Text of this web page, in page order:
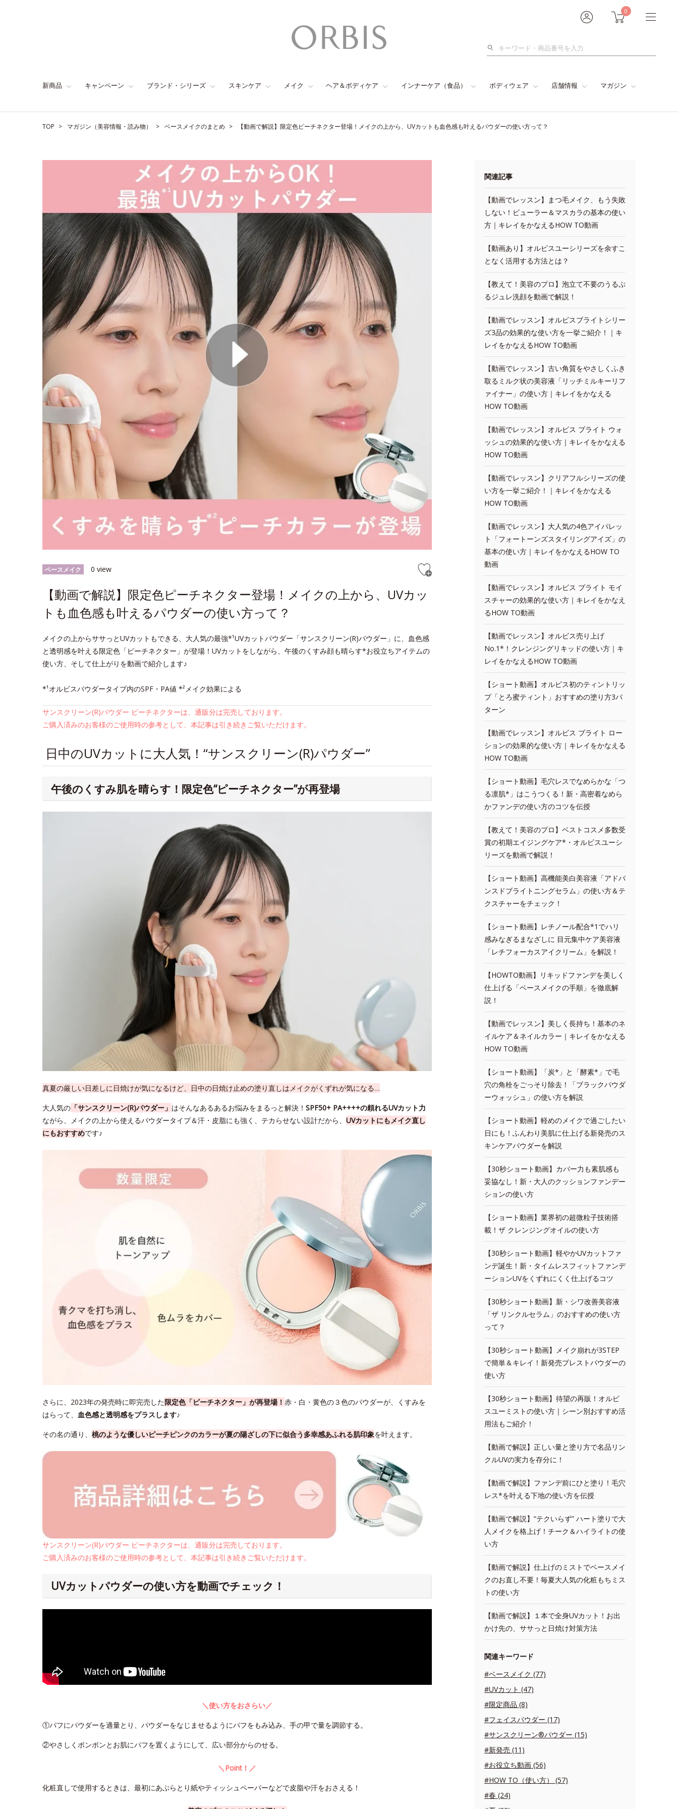
0
検
新商品 キャンペーン ブランド・シリーズ スキンケア メイク ヘア＆ボディケア インナーケア（食品） ボディウェア 店舗情報 マガジン
TOP マガジン（美容情報・読み物） ベースメイクのまとめ 【動画で解説】限定色ピーチネクター登場！メイクの上から、UVカットも血色感も叶えるパウダーの使い方って？
ベースメイク 0 view
【動画で解説】限定色ピーチネクター登場！メイクの上から、UVカッ
トも血色感も叶えるパウダーの使い方って？
メイクの上からササっとUVカットもできる、大人気の最強*¹UVカットパウダー「サンスクリーン(R)パウダー」に、血色感
と透明感を叶える限定色「ピーチネクター」が登場！UVカットをしながら、午後のくすみ顔も晴らす*お役立ちアイテムの
使い方、そして仕上がりを動画で紹介します♪
*¹オルビスパウダータイプ内のSPF・PA値 *²メイク効果による
サンスクリーン(R)パウダー ピーチネクターは、通販分は完売しております。
ご購入済みのお客様のご使用時の参考として、本記事は引き続きご覧いただけます。
日中のUVカットに大人気！“サンスクリーン(R)パウダー”
午後のくすみ肌を晴らす！限定色“ピーチネクター”が再登場
真夏の厳しい日差しに日焼けが気になるけど、日中の日焼け止めの塗り直しはメイクがくずれが気になる…
大人気の 「サンスクリーン(R)パウダー」 はそんなあるあるお悩みをまるっと解決！ SPF50+ PA++++の頼れるUVカット力
ながら、メイクの上から使えるパウダータイプ＆汗・皮脂にも強く、テカらせない設計だから、 UVカットにもメイク直し
にもおすすめです♪
さらに、2023年の発売時に即完売した限定色「ピーチネクター」が再登場！ 赤・白・黄色の３色のパウダーが、くすみを
はらって、 血色感と透明感をプラスします♪
その名の通り、 桃のような優しいピーチピンクのカラーが夏の陽ざしの下に似合う多幸感あふれる肌印象を叶えます。
サンスクリーン(R)パウダー ピーチネクターは、通販分は完売しております。
ご購入済みのお客様のご使用時の参考として、本記事は引き続きご覧いただけます。
UVカットパウダーの使い方を動画でチェック！
＼使い方をおさらい／
①パフにパウダーを適量とり、パウダーをなじませるようにパフをもみ込み、手の甲で量を調節する。
②やさしくポンポンとお肌にパフを置くようにして、広い部分からのせる。
＼Point！／
化粧直しで使用するときは、最初にあぶらとり紙やティッシュペーパーなどで皮脂や汗をおさえる！
関連記事
【動画でレッスン】まつ毛メイク、もう失敗
しない！ビューラー＆マスカラの基本の使い
方｜キレイをかなえるHOW TO動画
【動画あり】オルビスユーシリーズを余すこ
となく活用する方法とは？
【教えて！美容のプロ】泡立て不要のうるぷ
るジュレ洗顔を動画で解説！
【動画でレッスン】オルビスブライトシリー
ズ3品の効果的な使い方を一挙ご紹介！｜キ
レイをかなえるHOW TO動画
【動画でレッスン】古い角質をやさしくふき
取るミルク状の美容液「リッチミルキーリフ
ァイナー」の使い方｜キレイをかなえる
HOW TO動画
【動画でレッスン】オルビス ブライト ウォ
ッシュの効果的な使い方｜キレイをかなえる
HOW TO動画
【動画でレッスン】クリアフルシリーズの使
い方を一挙ご紹介！｜キレイをかなえる
HOW TO動画
【動画でレッスン】大人気の4色アイパレッ
ト「フォートーンズスタイリングアイズ」の
基本の使い方｜キレイをかなえるHOW TO
動画
【動画でレッスン】オルビス ブライト モイ
スチャーの効果的な使い方｜キレイをかなえ
るHOW TO動画
【動画でレッスン】オルビス売り上げ
No.1*！クレンジングリキッドの使い方｜キ
レイをかなえるHOW TO動画
【ショート動画】オルビス初のティントリッ
プ「とろ蜜ティント」おすすめの塗り方3パ
ターン
【動画でレッスン】オルビス ブライト ロー
ションの効果的な使い方｜キレイをかなえる
HOW TO動画
【ショート動画】毛穴レスでなめらかな「つ
る凛肌*」はこうつくる！新・高密着なめら
かファンデの使い方のコツを伝授
【教えて！美容のプロ】ベストコスメ多数受
賞の初期エイジングケア*・オルビスユーシ
リーズを動画で解説！
【ショート動画】高機能美白美容液「アドバ
ンスドブライトニングセラム」の使い方＆テ
クスチャーをチェック！
【ショート動画】レチノール配合*1でハリ
感みなぎるまなざしに 目元集中ケア美容液
「レチフォーカスアイクリーム」を解説！
【HOWTO動画】リキッドファンデを美しく
仕上げる「ベースメイクの手順」を徹底解
説！
【動画でレッスン】美しく長持ち！基本のネ
イルケア＆ネイルカラー｜キレイをかなえる
HOW TO動画
【ショート動画】「炭*」と「酵素*」で毛
穴の角栓をごっそり除去！「ブラックパウダ
ーウォッシュ」の使い方を解説
【ショート動画】軽めのメイクで過ごしたい
日にも！ふんわり美肌に仕上げる新発売のス
キンケアパウダーを解説
【30秒ショート動画】カバー力も素肌感も
妥協なし！新・大人のクッションファンデー
ションの使い方
【ショート動画】業界初の超微粒子技術搭
載！ザ クレンジングオイルの使い方
【30秒ショート動画】軽やかUVカットファ
ンデ誕生！新・タイムレスフィットファンデ
ーションUVをくずれにくく仕上げるコツ
【30秒ショート動画】新・シワ改善美容液
「ザ リンクルセラム」のおすすめの使い方
って？
【30秒ショート動画】メイク崩れが3STEP
で簡単＆キレイ！新発売プレストパウダーの
使い方
【30秒ショート動画】待望の再販！オルビ
スユーミストの使い方｜シーン別おすすめ活
用法もご紹介！
【動画で解説】正しい量と塗り方で名品リン
クルUVの実力を存分に！
【動画で解説】ファンデ前にひと塗り！毛穴
レス*を叶える下地の使い方を伝授
【動画で解説】“テクいらず” ハート塗りで大
人メイクを格上げ！チーク＆ハイライトの使
い方
【動画で解説】仕上げのミストでベースメイ
クのお直し不要！毎夏大人気の化粧もちミス
トの使い方
【動画で解説】１本で全身UVカット！お出
かけ先の、ササっと日焼け対策方法
関連キーワード
#ベースメイク (77)
#UVカット (47)
#限定商品 (8)
#フェイスパウダー (17)
#サンスクリーン®パウダー (15)
#新発売 (11)
#お役立ち動画 (56)
#HOW TO（使い方） (57)
#春 (24)